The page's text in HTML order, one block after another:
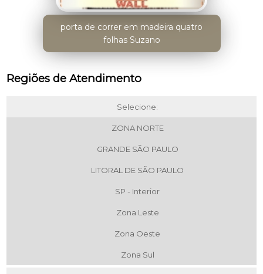
porta de correr em madeira quatro
folhas Suzano
Regiões de Atendimento
Selecione:
ZONA NORTE
GRANDE SÃO PAULO
LITORAL DE SÃO PAULO
SP - Interior
Zona Leste
Zona Oeste
Zona Sul